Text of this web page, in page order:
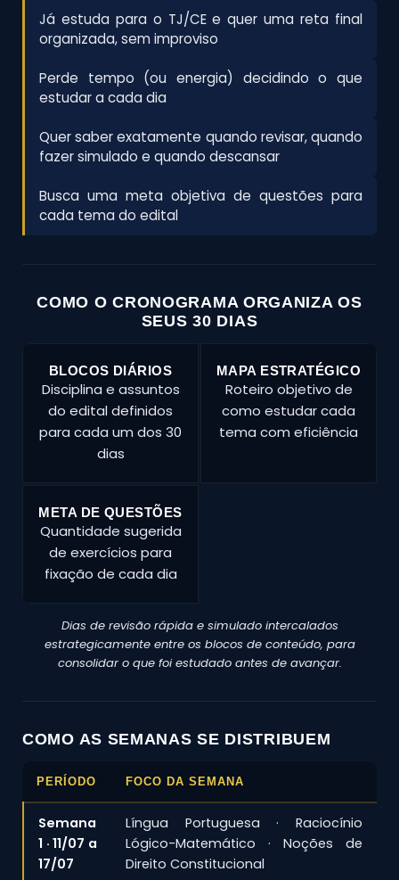
Já estuda para o TJ/CE e quer uma reta final
organizada, sem improviso
Perde tempo (ou energia) decidindo o que
estudar a cada dia
Quer saber exatamente quando revisar, quando
fazer simulado e quando descansar
Busca uma meta objetiva de questões para
cada tema do edital
COMO O CRONOGRAMA ORGANIZA OS
SEUS 30 DIAS
BLOCOS DIÁRIOS
Disciplina e assuntos
do edital definidos
para cada um dos 30
dias
MAPA ESTRATÉGICO
Roteiro objetivo de
como estudar cada
tema com eficiência
META DE QUESTÕES
Quantidade sugerida
de exercícios para
fixação de cada dia
Dias de revisão rápida e simulado intercalados
estrategicamente entre os blocos de conteúdo, para
consolidar o que foi estudado antes de avançar.
COMO AS SEMANAS SE DISTRIBUEM
PERÍODO FOCO DA SEMANA
Semana
1 · 11/07 a
17/07
Língua Portuguesa · Raciocínio
Lógico-Matemático · Noções de
Direito Constitucional